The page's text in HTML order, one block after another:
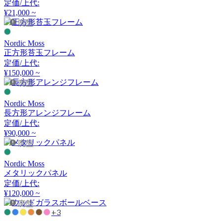
アーメット
ART WORK STUDIO
アートワークスタジオ
アルテック
アルテミデ
ARUNAi
定価/上代:
¥21,000 ~
廃盤
Nordic Moss
正方形苔玉フレーム
定価/上代:
¥150,000 ~
廃盤
Nordic Moss
長方形アレンジフレーム
定価/上代:
¥90,000 ~
廃盤
Nordic Moss
メタリックパネル
定価/上代:
¥120,000 ~
廃盤
+3